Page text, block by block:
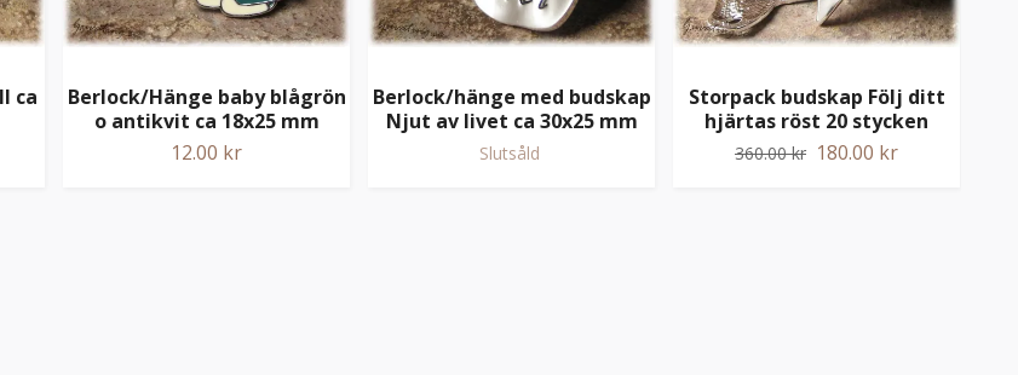
ca
Berlock/Hänge baby blågrön
o antikvit ca 18x25 mm
12.00 kr
Berlock/hänge med budskap
Njut av livet ca 30x25 mm
Slutsåld
Storpack budskap Följ ditt
hjärtas röst 20 stycken
360.00 kr 180.00 kr